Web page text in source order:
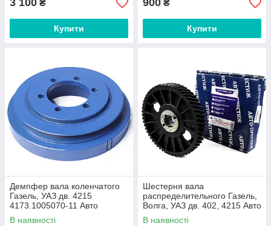
3 100 ₴
Купити
900 ₴
Купити
Демпфер вала коленчатого
Газель, УАЗ дв. 4215
4173.1005070-11 Авто
Престиж
В наявності
Шестерня вала
распределительного Газель,
Волга, УАЗ дв. 402, 4215 Авто
Престиж
В наявності